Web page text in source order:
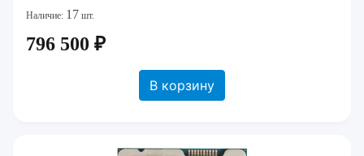
Наличие: 17 шт.
796 500 ₽
В корзину